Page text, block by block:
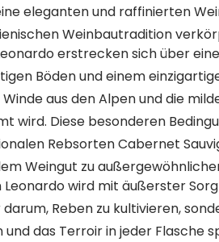
eleganten und raffinierten
Weinbautradition
erstrecken sich über
Böden und einem
aus den Alpen und die
wird. Diese besonderen
Rebsorten Cabernet
Weingut zu
Leonardo wird mit äußerster
Reben zu kultivieren,
das Terroir in jeder Flasche